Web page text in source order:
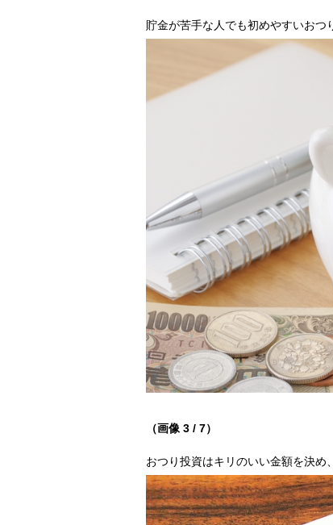
貯金が苦手な人でも初めやすいおつ
（画像 3 / 7）
おつり投資はキリのいい金額を決め